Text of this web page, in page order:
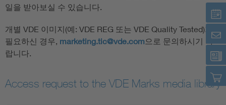
일을 받아보실 수 있습니다.
개별 VDE 이미지(예: VDE REG 또는 VDE Quality Tested)가
필요하신 경우, marketing.tic@vde.com으로 문의하시기 바
랍니다.
Access request to the VDE Marks media library